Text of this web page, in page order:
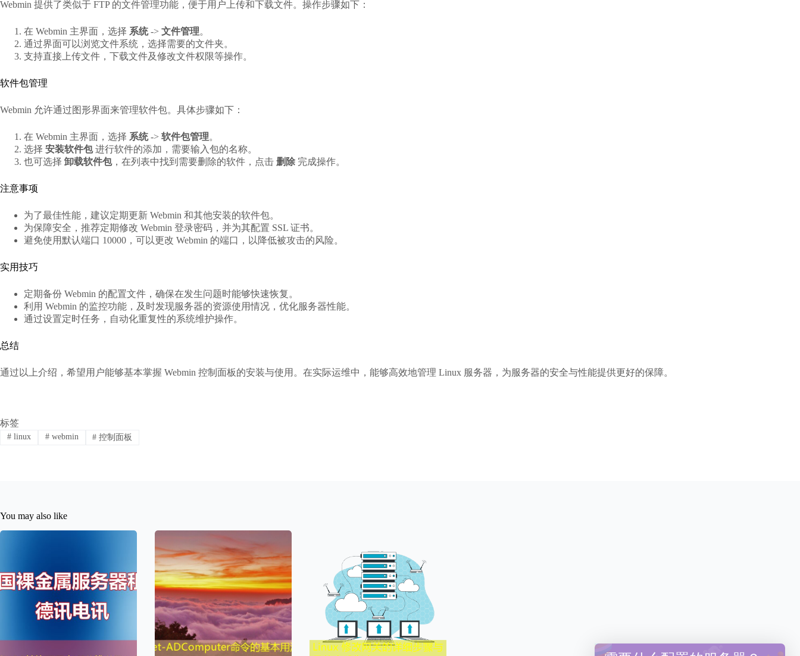
Webmin 提供了类似于 FTP 的文件管理功能，便于用户上传和下载文件。操作步骤如下：
在 Webmin 主界面，选择 系统-> 文件管理。
通过界面可以浏览文件系统，选择需要的文件夹。
支持直接上传文件，下载文件及修改文件权限等操作。
软件包管理
Webmin 允许通过图形界面来管理软件包。具体步骤如下：
在 Webmin 主界面，选择 系统-> 软件包管理。
选择 安装软件包进行软件的添加，需要输入包的名称。
也可选择 卸载软件包，在列表中找到需要删除的软件，点击 删除 完成操作。
注意事项
为了最佳性能，建议定期更新 Webmin 和其他安装的软件包。
为保障安全，推荐定期修改 Webmin 登录密码，并为其配置 SSL 证书。
避免使用默认端口 10000，可以更改 Webmin 的端口，以降低被攻击的风险。
实用技巧
定期备份 Webmin 的配置文件，确保在发生问题时能够快速恢复。
利用 Webmin 的监控功能，及时发现服务器的资源使用情况，优化服务器性能。
通过设置定时任务，自动化重复性的系统维护操作。
总结
通过以上介绍，希望用户能够基本掌握 Webmin 控制面板的安装与使用。在实际运维中，能够高效地管理 Linux 服务器，为服务器的安全与性能提供更好的保障。
标签
#linux #webmin # 控制面板
You may also like